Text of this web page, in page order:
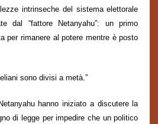
intrinseche del sistema elettorale
dal “fattore Netanyahu”: un primo
per rimanere al potere mentre è posto
sono divisi a metà.”
hanno iniziato a discutere la
di legge perimpedire che un politico